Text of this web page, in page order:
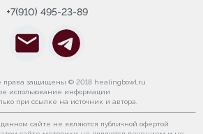
+7(910) 495-23-89
права защищены © 2018 healingbowl.ru
использование информации
при ссылке на источник и автора.
сайте не являются публичной офертой.